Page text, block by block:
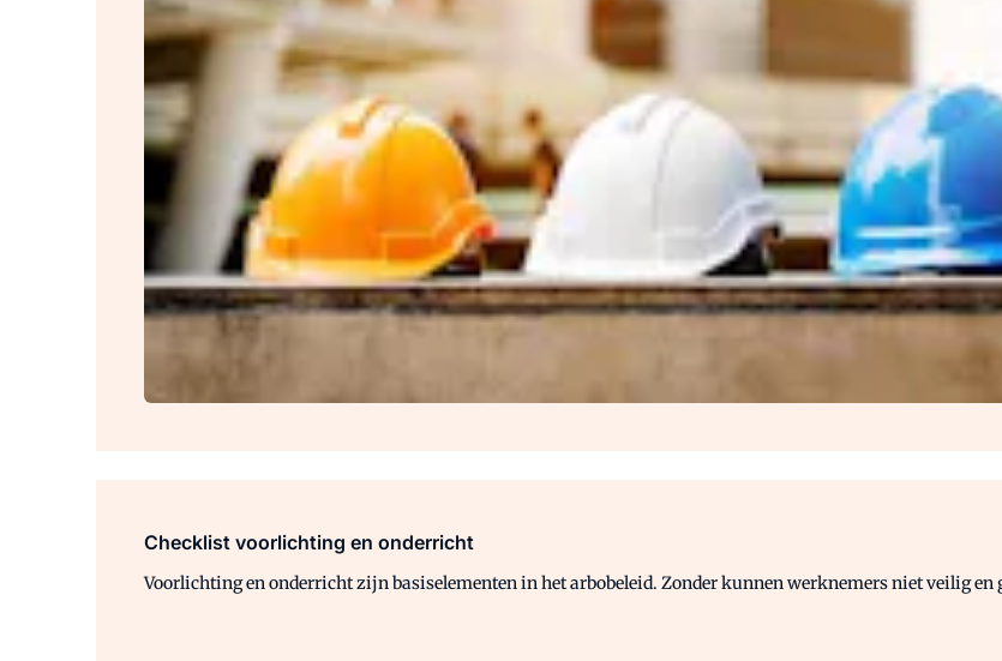
Checklist voorlichting en onderricht
Voorlichting en onderricht zijn basiselementen in het arbobeleid. Zonder kunnen werknemers niet veilig en